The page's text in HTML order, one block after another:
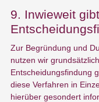
9. Inwieweit
Zur Begründung und
nutzen wir
Entscheidungsfindung
diese Verfahren in
hierüber gesondert